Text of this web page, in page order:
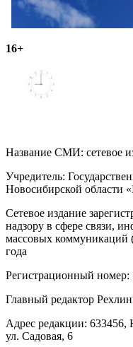
16+
Название СМИ: cетевое
Учредитель:
Новосибирской области
Сетевое издание
надзору в сфере связи,
массовых коммуникаций
года
Регистрационный
Главный редактор
Адрес редакции: 633456,
ул. Садовая, 6